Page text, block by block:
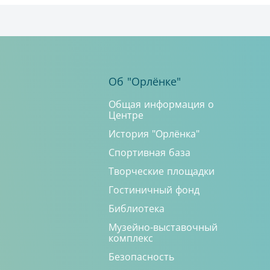
Об "Орлёнке"
Общая информация о
Центре
История "Орлёнка"
Спортивная база
Творческие площадки
Гостиничный фонд
Библиотека
Музейно-выставочный
комплекс
Безопасность